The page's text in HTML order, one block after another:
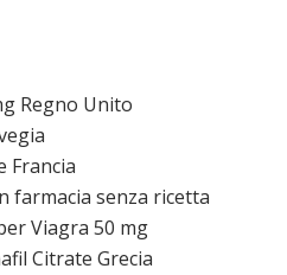
Regno Unito
Francia
farmacia senza ricetta
Viagra 50 mg
Citrate Grecia